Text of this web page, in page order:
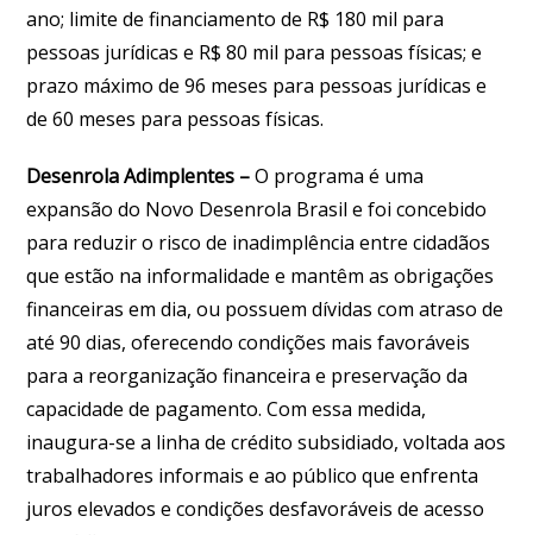
ano; limite de financiamento de R$ 180 mil para
pessoas jurídicas e R$ 80 mil para pessoas físicas; e
prazo máximo de 96 meses para pessoas jurídicas e
de 60 meses para pessoas físicas.
Desenrola Adimplentes –O programa é uma
expansão do Novo Desenrola Brasil e foi concebido
para reduzir o risco de inadimplência entre cidadãos
que estão na informalidade e mantêm as obrigações
financeiras em dia, ou possuem dívidas com atraso de
até 90 dias, oferecendo condições mais favoráveis
para a reorganização financeira e preservação da
capacidade de pagamento. Com essa medida,
inaugura-se a linha de crédito subsidiado, voltada aos
trabalhadores informais e ao público que enfrenta
juros elevados e condições desfavoráveis de acesso